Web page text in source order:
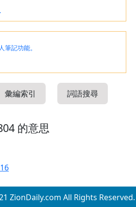
筆記功能。
彙編索引 詞語搜尋
的意思
ZionDaily.com All Rights Reserved.